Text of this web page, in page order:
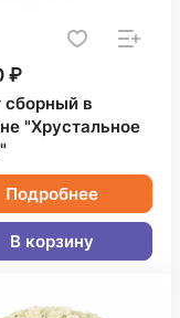
₽
сборный в
"Хрустальное
Подробнее
В корзину